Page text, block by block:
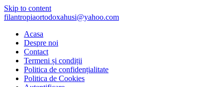
Skip to content
filantropiaortodoxahusi@yahoo.com
Acasa
Despre noi
Contact
Termeni și condiții
Politica de confidențialitate
Politica de Cookies